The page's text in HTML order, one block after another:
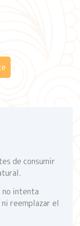
de consumir
intenta
reemplazar el